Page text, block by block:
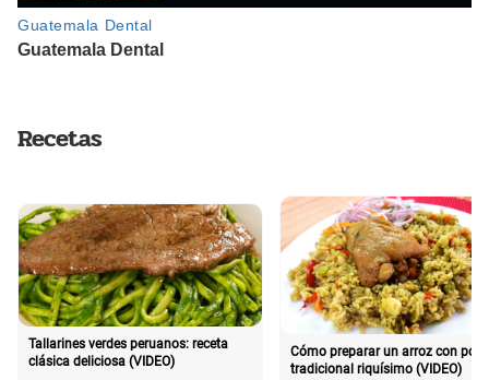
Recetas
Tallarines verdes peruanos: receta
clásica deliciosa (VIDEO)
Cómo preparar un arroz con pollo
tradicional riquísimo (VIDEO)